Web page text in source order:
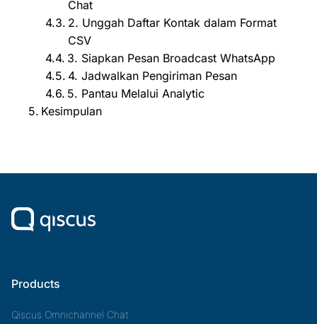
Chat
2. Unggah Daftar Kontak dalam Format
CSV
3. Siapkan Pesan Broadcast WhatsApp
4. Jadwalkan Pengiriman Pesan
5. Pantau Melalui Analytic
Kesimpulan
Products
Qiscus Omnichannel Chat